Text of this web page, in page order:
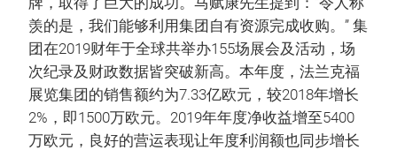
羡的是，我们能够利用集团自有资源完成收购。” 集
团在2019财年于全球共举办155场展会及活动，场
次纪录及财政数据皆突破新高。本年度，法兰克福
展览集团的销售额约为7.33亿欧元，较2018年增长
2%，即1500万欧元。2019年年度净收益增至5400
万欧元，良好的营运表现让年度利润额也同步增长